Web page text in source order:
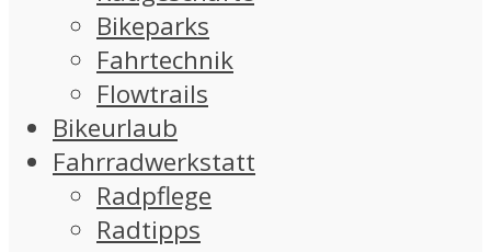
Bikeparks
Fahrtechnik
Flowtrails
Bikeurlaub
Fahrradwerkstatt
Radpflege
Radtipps